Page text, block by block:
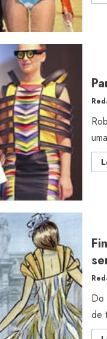
Do
de